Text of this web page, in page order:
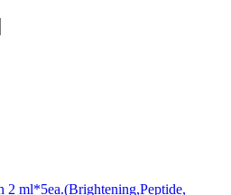
2 ml*5ea.(Brightening,Peptide,